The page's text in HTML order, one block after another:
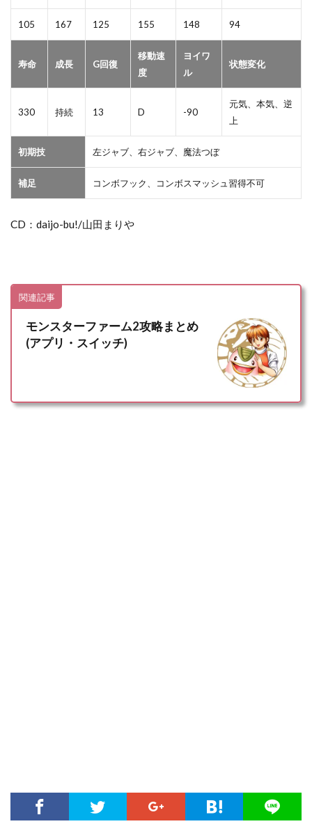
105 167 125 155 148 94
寿命 成長 G回復
移動速
度
ヨイワ
ル
状態変化
330 持続 13 D -90
元気、本気、逆
上
初期技 左ジャブ、右ジャブ、魔法つぼ
補足 コンボフック、コンボスマッシュ習得不可
CD：daijo-bu!/山田まりや
関連記事
モンスターファーム2攻略まとめ
(アプリ・スイッチ)